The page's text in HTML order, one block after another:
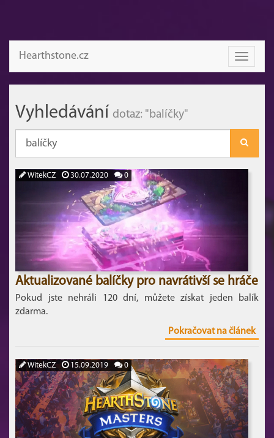
Toggle
Hearthstone.cz
Vyhledávání dotaz: "balíčky"
WitekCZ 30.07.2020 0
Aktualizované balíčky pro navrátivší se hráče
Pokud jste nehráli 120 dní, můžete získat jeden balík
zdarma.
Pokračovat na článek
WitekCZ 15.09.2019 0